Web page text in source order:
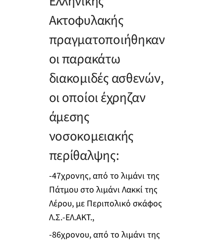
Ακτοφυλακής
πραγματοποιήθηκαν
οι παρακάτω
διακομιδές ασθενών,
οι οποίοι έχρηζαν
άμεσης
νοσοκομειακής
περίθαλψης:
-47χρονης, από το λιμάνι της
Πάτμου στο λιμάνι Λακκί της
Λέρου, με Περιπολικό σκάφος
Λ.Σ.-ΕΛ.ΑΚΤ.,
-86χρονου, από το λιμάνι της